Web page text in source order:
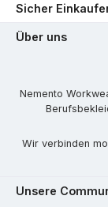
Sicher
Über uns
Nemento
Wir verbinden
Unsere